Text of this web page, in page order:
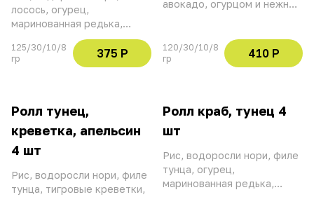
лосось, огурец,
маринованная редька,
сливочный сыр, шапка краб
майонез, соус свит чили
устричный, икра тобико,
125/30/10/8
гр
375 Р
авокадо, огурцом и нежным
120/30/10/8
гр
410 Р
Ролл тунец,
креветка, апельсин
4 шт
Рис, водоросли нори, филе
тунца, тигровые креветки,
Ролл краб, тунец 4
шт
Рис, водоросли нори, филе
тунца, огурец,
маринованная редька,